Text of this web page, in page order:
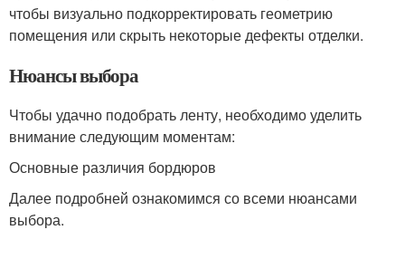
чтобы визуально подкорректировать геометрию
помещения или скрыть некоторые дефекты отделки.
Нюансы выбора
Чтобы удачно подобрать ленту, необходимо уделить
внимание следующим моментам:
Основные различия бордюров
Далее подробней ознакомимся со всеми нюансами
выбора.